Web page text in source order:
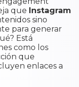
que Instagram
sino
para generar
Está
como los
que
enlaces a